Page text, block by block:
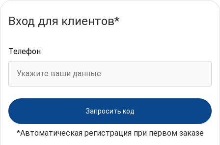
Вход для клиентов*
Телефон
*Автоматическая регистрация при первом заказе